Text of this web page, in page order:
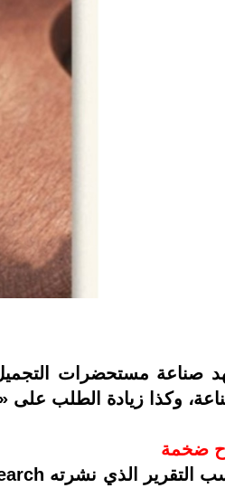
صناعة مستحضرات التجميل
وكذا زيادة الطلب
ضخمة